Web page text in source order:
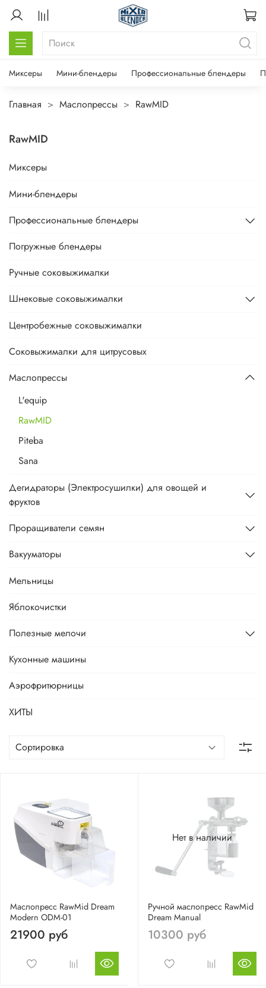
Миксеры Мини-блендеры Профессиональные блендеры
Главная Маслопрессы RawMID
RawMID
Маслопресс RawMid Dream
Modern ODM-01
21900 руб
Нет в наличии
Ручной маслопресс RawMid
Dream Manual
10300 руб
Миксеры
Мини-блендеры
Профессиональные блендеры
Погружные блендеры
Ручные соковыжималки
Шнековые соковыжималки
Центробежные соковыжималки
Соковыжималки для цитрусовых
Маслопрессы
L'equip
RawMID
Piteba
Sana
Дегидраторы (Электросушилки) для овощей и
фруктов
Проращиватели семян
Вакууматоры
Мельницы
Яблокочистки
Полезные мелочи
Кухонные машины
Аэрофритюрницы
ХИТЫ